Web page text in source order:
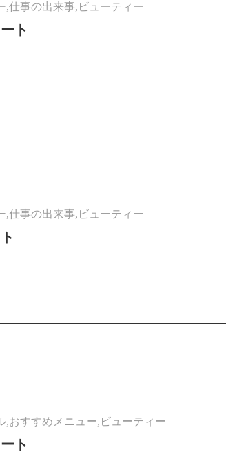
,仕事の出来事,ビューティー
ト
,仕事の出来事,ビューティー
,おすすめメニュー,ビューティー
ト